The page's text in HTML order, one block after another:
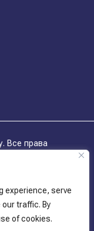
experience, serve
traffic. By
of cookies.
Все права